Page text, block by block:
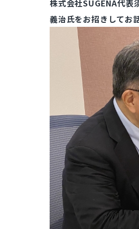
株式会社SUGENA代表
義治氏をお招きしてお